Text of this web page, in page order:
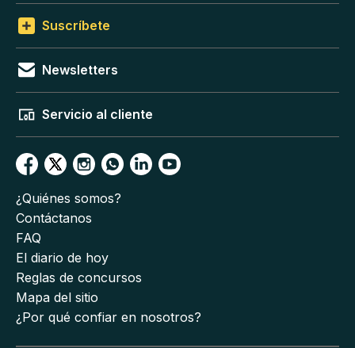
Suscríbete
Newsletters
Servicio al cliente
¿Quiénes somos?
Contáctanos
FAQ
El diario de hoy
Reglas de concursos
Mapa del sitio
¿Por qué confiar en nosotros?